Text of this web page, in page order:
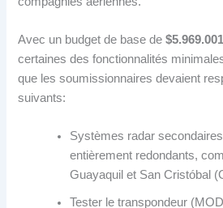
Avec un budget de base de
certaines des fonctionnalités
que les soumissionnaires devaient
suivants:
Systèmes radar
entièrement redondants,
Guayaquil et San Cristóbal
Tester le transpondeur